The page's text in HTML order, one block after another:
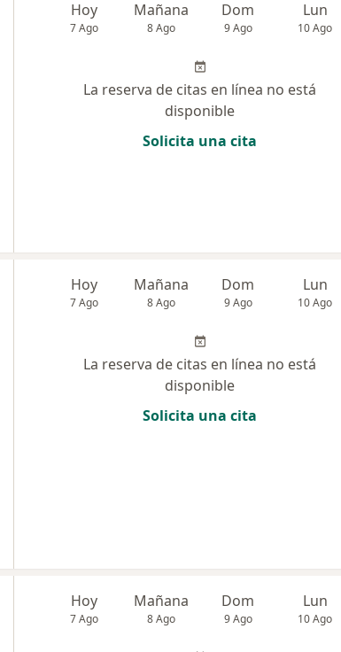
Hoy
7 Ago
Mañana
8 Ago
Dom
9 Ago
Lun
10 Ago
La reserva de citas en línea no está
disponible
Solicita una cita
Hoy
7 Ago
Mañana
8 Ago
Dom
9 Ago
Lun
10 Ago
La reserva de citas en línea no está
disponible
Solicita una cita
Hoy
7 Ago
Mañana
8 Ago
Dom
9 Ago
Lun
10 Ago